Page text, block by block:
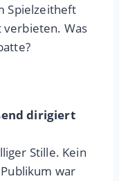
Spielzeitheft
Was
dirigiert
Stille. Kein
war